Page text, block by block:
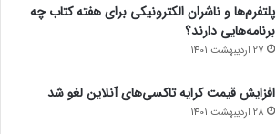
پلتفرم‌ها و ناشران الکترونیکی برای هفته کتاب چه
برنامه‌هایی دارند؟
27 اردیبهشت 1401
افزایش قیمت کرایه تاکسی‌های آنلاین لغو شد
28 اردیبهشت 1401